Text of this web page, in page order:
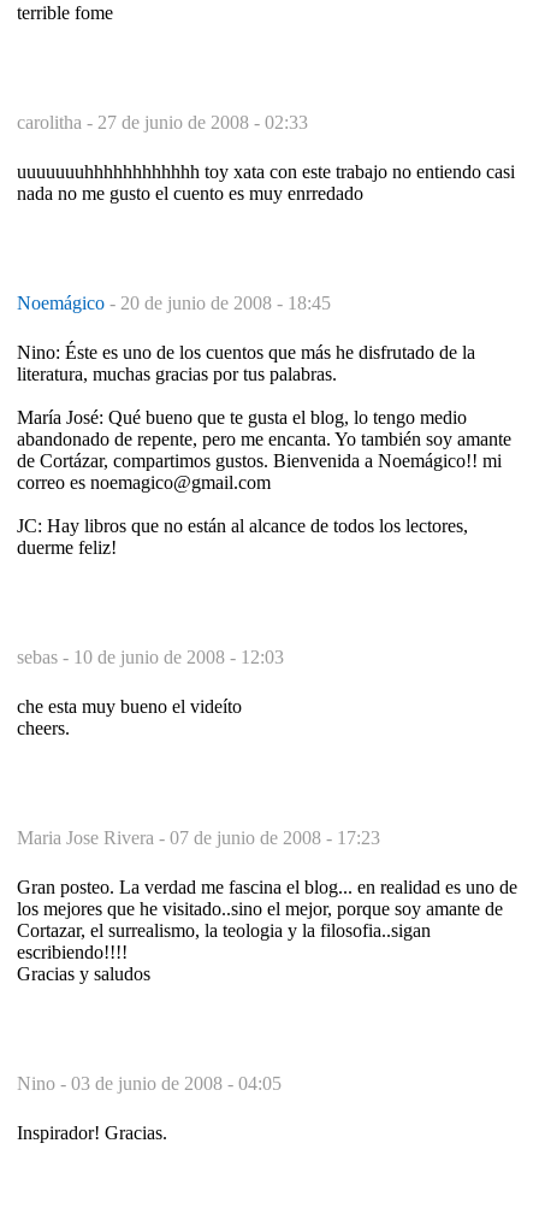
terrible fome
carolitha - 27 de junio de 2008 - 02:33
uuuuuuuhhhhhhhhhhhh toy xata con este trabajo no entiendo casi
nada no me gusto el cuento es muy enrredado
Noemágico - 20 de junio de 2008 - 18:45
Nino: Éste es uno de los cuentos que más he disfrutado de la
literatura, muchas gracias por tus palabras.
María José: Qué bueno que te gusta el blog, lo tengo medio
abandonado de repente, pero me encanta. Yo también soy amante
de Cortázar, compartimos gustos. Bienvenida a Noemágico!! mi
correo es noemagico@gmail.com
JC: Hay libros que no están al alcance de todos los lectores,
duerme feliz!
sebas - 10 de junio de 2008 - 12:03
che esta muy bueno el videíto
cheers.
Maria Jose Rivera - 07 de junio de 2008 - 17:23
Gran posteo. La verdad me fascina el blog... en realidad es uno de
los mejores que he visitado..sino el mejor, porque soy amante de
Cortazar, el surrealismo, la teologia y la filosofia..sigan
escribiendo!!!!
Gracias y saludos
Nino - 03 de junio de 2008 - 04:05
Inspirador! Gracias.